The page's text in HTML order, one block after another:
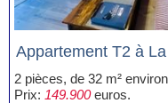
Appartement T2 à
2 pièces, de 32 m²
Prix: 149.900euros.